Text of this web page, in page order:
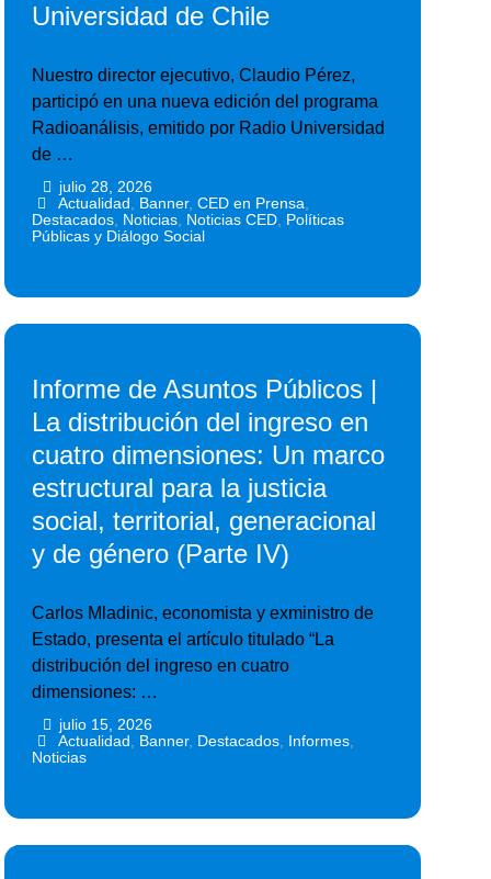
Universidad de Chile
Nuestro director ejecutivo, Claudio Pérez,
participó en una nueva edición del programa
Radioanálisis, emitido por Radio Universidad
de …
julio 28, 2026
Actualidad Banner, CED en Prensa
Destacados Noticias Noticias CED Políticas
Públicas y Diálogo Social
Informe de Asuntos Públicos |
La distribución del ingreso en
cuatro dimensiones: Un marco
estructural para la justicia
social, territorial, generacional
y de género (Parte IV)
Carlos Mladinic, economista y exministro de
Estado, presenta el artículo titulado “La
distribución del ingreso en cuatro
dimensiones: …
julio 15, 2026
Actualidad Banner, Destacados, Informes,
Noticias